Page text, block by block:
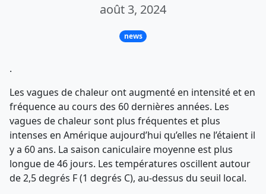
août 3, 2024
news
.
Les vagues de chaleur ont augmenté en intensité et en
fréquence au cours des 60 dernières années. Les
vagues de chaleur sont plus fréquentes et plus
intenses en Amérique aujourd’hui qu’elles ne l’étaient il
y a 60 ans. La saison caniculaire moyenne est plus
longue de 46 jours. Les températures oscillent autour
de 2,5 degrés F (1 degrés C), au-dessus du seuil local.